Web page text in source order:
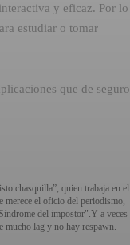
y eficaz. Por lo
estudiar o tomar
que de seguro
chasquilla”, quien trabaja en el
merece el oficio del periodismo,
del impostor".Y a veces
mucho lag y no hay respawn.